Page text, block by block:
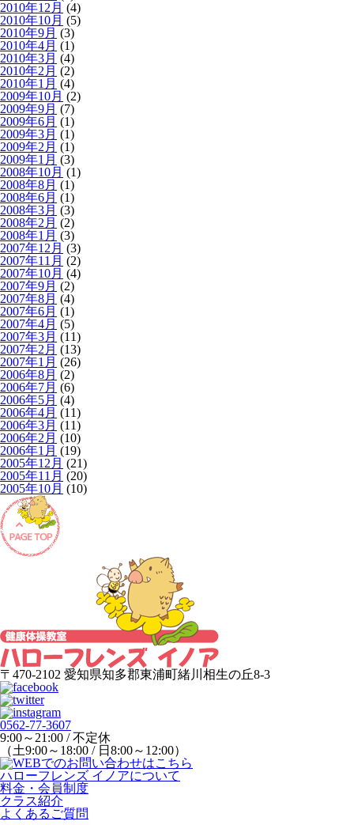
2010年12月 (4)
2010年10月 (5)
2010年9月 (3)
2010年4月 (1)
2010年3月 (4)
2010年2月 (2)
2010年1月 (4)
2009年10月 (2)
2009年9月 (7)
2009年6月 (1)
2009年3月 (1)
2009年2月 (1)
2009年1月 (3)
2008年10月 (1)
2008年8月 (1)
2008年6月 (1)
2008年3月 (3)
2008年2月 (2)
2008年1月 (3)
2007年12月 (3)
2007年11月 (2)
2007年10月 (4)
2007年9月 (2)
2007年8月 (4)
2007年6月 (1)
2007年4月 (5)
2007年3月 (11)
2007年2月 (13)
2007年1月 (26)
2006年8月 (2)
2006年7月 (6)
2006年5月 (4)
2006年4月 (11)
2006年3月 (11)
2006年2月 (10)
2006年1月 (19)
2005年12月 (21)
2005年11月 (20)
2005年10月 (10)
〒470-2102 愛知県知多郡東浦町緒川相生の丘8-3
0562-77-3607
9:00～21:00 / 不定休
（土9:00～18:00 / 日8:00～12:00）
ハローフレンズ イノアについて
料金・会員制度
クラス紹介
よくあるご質問